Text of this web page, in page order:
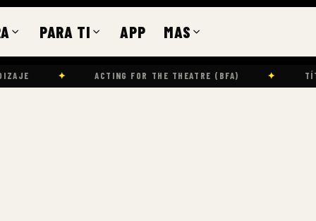
PARA TI APP MAS
ACTING FOR THE THEATRE (BFA) ✦ TÍTULOS Y